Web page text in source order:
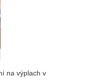
na výplach v